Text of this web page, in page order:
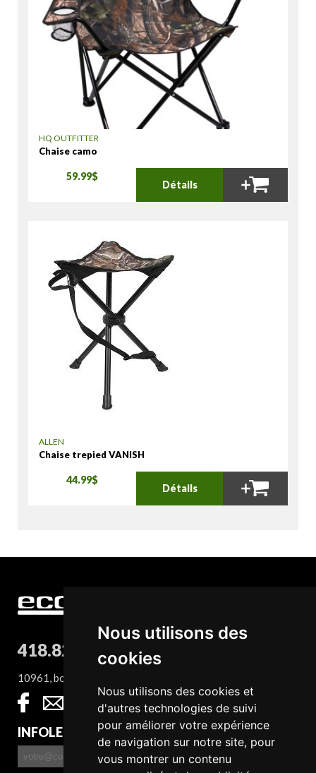
Nous utilisons des
cookies
Nous utilisons des cookies et
d'autres technologies de suivi
pour améliorer votre expérience
de navigation sur notre site, pour
vous montrer un contenu
HQ OUTFITTER
Chaise camo
59.99$
Détails
ALLEN
Chaise trepied VANISH
44.99$
Détails
418.827.8932
10961, boul. Sainte-Anne, QC G0A 1E0
INFOLETTRE